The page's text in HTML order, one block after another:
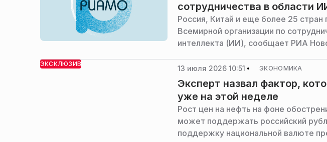
сотрудничества в области
Россия, Китай и еще более 25
Всемирной организации по
интеллекта (ИИ), сообщает РИА
ЭКСКЛЮЗИВ 13 июля 2026 10:51 ЭКОНОМИКА
Эксперт назвал фактор,
уже на этой неделе
Рост цен на нефть на фоне
может поддержать российский
поддержку национальной валюте